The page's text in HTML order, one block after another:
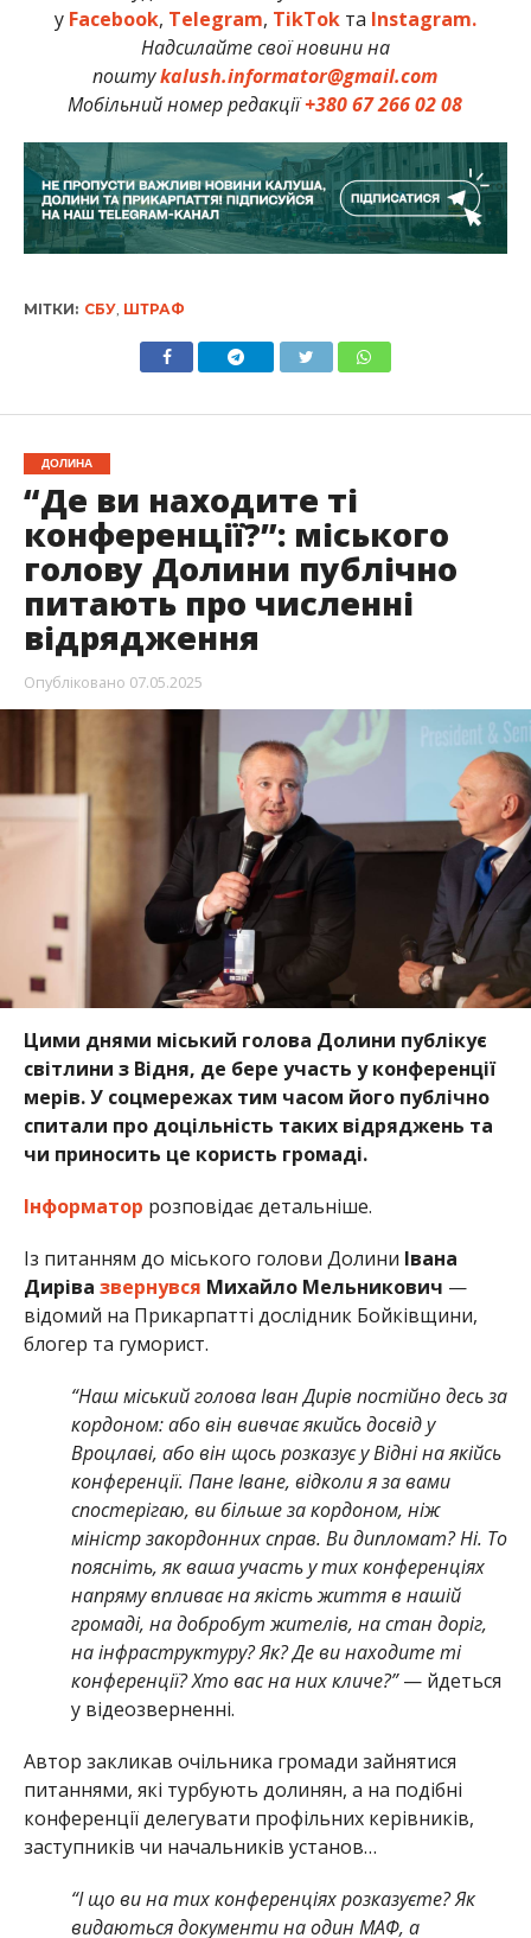
у Facebook, Telegram, TikTokта Instagram.
Надсилайте свої новини на
поштуkalush.informator@gmail.com
Мобільний номер редакції+380 67 266 02 08
МІТКИ: СБУ, ШТРАФ
ДОЛИНА
“Де ви находите ті
конференції?”: міського
голову Долини публічно
питають про численні
відрядження
Опубліковано 07.05.2025
Цими днями міський голова Долини публікує
світлини з Відня, де бере участь у конференції
мерів. У соцмережах тим часом його публічно
спитали про доцільність таких відряджень та
чи приносить це користь громаді.
Інформатор розповідає детальніше.
Із питанням до міського голови Долини Івана
Диріва звернувся Михайло Мельникович —
відомий на Прикарпатті дослідник Бойківщини,
блогер та гуморист.
“Наш міський голова Іван Дирів постійно десь за
кордоном: або він вивчає якийсь досвід у
Вроцлаві, або він щось розказує у Відні на якійсь
конференції. Пане Іване, відколи я за вами
спостерігаю, ви більше за кордоном, ніж
міністр закордонних справ. Ви дипломат? Ні. То
поясніть, як ваша участь у тих конференціях
напряму впливає на якість життя в нашій
громаді, на добробут жителів, на стан доріг,
на інфраструктуру? Як? Де ви находите ті
конференції? Хто вас на них кличе?”— йдеться
у відеозверненні.
Автор закликав очільника громади зайнятися
питаннями, які турбують долинян, а на подібні
конференції делегувати профільних керівників,
заступників чи начальників установ…
“І що ви на тих конференціях розказуєте? Як
видаються документи на один МАФ, а